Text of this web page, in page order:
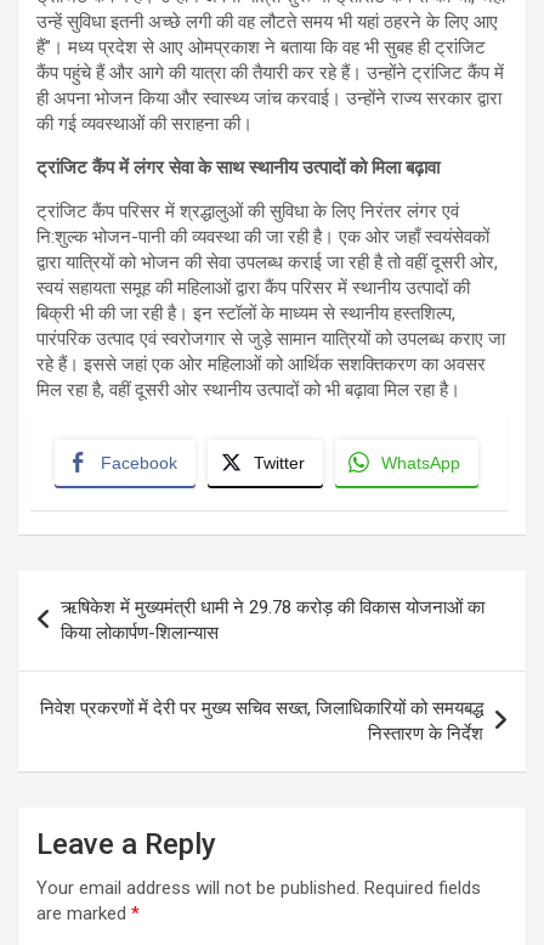
उन्हें सुविधा इतनी अच्छे लगी की वह लौटते समय भी यहां ठहरने के लिए आए
हैं”। मध्य प्रदेश से आए ओमप्रकाश ने बताया कि वह भी सुबह ही ट्रांजिट
कैंप पहुंचे हैं और आगे की यात्रा की तैयारी कर रहे हैं। उन्होंने ट्रांजिट कैंप में
ही अपना भोजन किया और स्वास्थ्य जांच करवाई। उन्होंने राज्य सरकार द्वारा
की गई व्यवस्थाओं की सराहना की।
ट्रांजिट कैंप में लंगर सेवा के साथ स्थानीय उत्पादों को मिला बढ़ावा
ट्रांजिट कैंप परिसर में श्रद्धालुओं की सुविधा के लिए निरंतर लंगर एवं
नि:शुल्क भोजन-पानी की व्यवस्था की जा रही है। एक ओर जहाँ स्वयंसेवकों
द्वारा यात्रियों को भोजन की सेवा उपलब्ध कराई जा रही है तो वहीं दूसरी ओर,
स्वयं सहायता समूह की महिलाओं द्वारा कैंप परिसर में स्थानीय उत्पादों की
बिक्री भी की जा रही है। इन स्टॉलों के माध्यम से स्थानीय हस्तशिल्प,
पारंपरिक उत्पाद एवं स्वरोजगार से जुड़े सामान यात्रियों को उपलब्ध कराए जा
रहे हैं। इससे जहां एक ओर महिलाओं को आर्थिक सशक्तिकरण का अवसर
मिल रहा है, वहीं दूसरी ओर स्थानीय उत्पादों को भी बढ़ावा मिल रहा है।
Facebook Twitter WhatsApp
Post
navigation
ऋषिकेश में मुख्यमंत्री धामी ने 29.78 करोड़ की विकास योजनाओं का
किया लोकार्पण-शिलान्यास
निवेश प्रकरणों में देरी पर मुख्य सचिव सख्त, जिलाधिकारियों को समयबद्ध
निस्तारण के निर्देश
Leave a Reply
Your email address will not be published. Required fields
are marked *